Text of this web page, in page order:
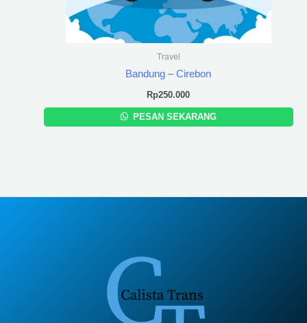
Travel
Bandung – Cirebon
Rp250.000
PESAN SEKARANG